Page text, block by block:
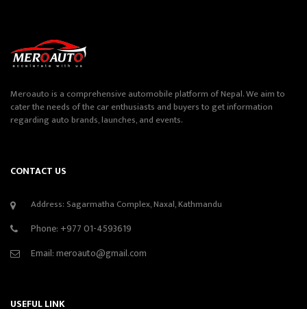
Meroauto is a comprehensive automobile platform of Nepal. We aim to
cater the needs of the car enthusiasts and buyers to get information
regarding auto brands, launches, and events.
CONTACT US
Address: Sagarmatha Complex, Naxal, Kathmandu
Phone: +977 01-4593619
Email:meroauto@gmail.com
USEFUL LINK